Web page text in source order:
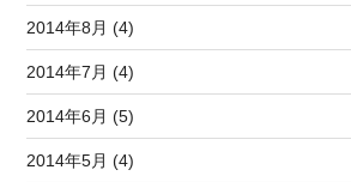
2014年8月 (4)
2014年7月 (4)
2014年6月 (5)
2014年5月 (4)